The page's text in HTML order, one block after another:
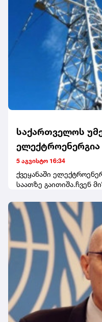
საქართველოს
5 აგვისტო 16:34
ქვეყანაში
საათზე გაითიშა.ჩვენ